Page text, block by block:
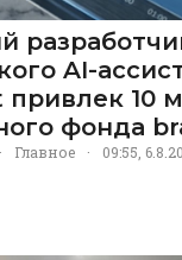
AI-
привлек 10
фонда
· Главное · 09:55,